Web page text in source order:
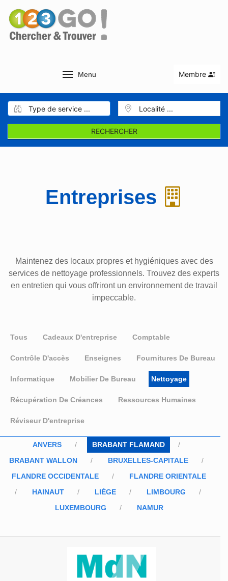
Menu Membre
RECHERCHER
Entreprises
Maintenez des locaux propres et hygiéniques avec des
services de nettoyage professionnels. Trouvez des experts
en entretien qui vous offriront un environnement de travail
impeccable.
Tous Cadeaux D'entreprise Comptable
Contrôle D'accès Enseignes Fournitures De Bureau
Informatique Mobilier De Bureau Nettoyage
Récupération De Créances Ressources Humaines
Réviseur D'entreprise
ANVERS
BRABANT FLAMAND
BRABANT WALLON
BRUXELLES-CAPITALE
FLANDRE OCCIDENTALE
FLANDRE ORIENTALE
HAINAUT
LIÈGE
LIMBOURG
LUXEMBOURG
NAMUR